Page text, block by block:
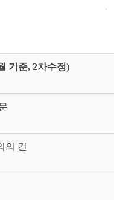
기준, 2차수정)
의 건